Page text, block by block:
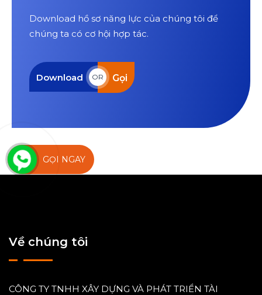
Download hồ sơ năng lực của chúng tôi để
chúng ta có cơ hội hợp tác.
Download OR Gọi
Về chúng tôi
CÔNG TY TNHH XÂY DỰNG VÀ PHÁT TRIỂN TÀI
GỌI NGAY